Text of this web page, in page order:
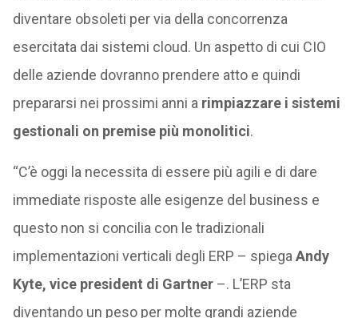
diventare obsoleti per via della concorrenza
esercitata dai sistemi cloud. Un aspetto di cui CIO
delle aziende dovranno prendere atto e quindi
prepararsi nei prossimi anni a rimpiazzare i sistemi
gestionali on premise più monolitici.
“C’è oggi la necessita di essere più agili e di dare
immediate risposte alle esigenze del business e
questo non si concilia con le tradizionali
implementazioni verticali degli ERP – spiega Andy
Kyte, vice president di Gartner–. L’ERP sta
diventando un peso per molte grandi aziende